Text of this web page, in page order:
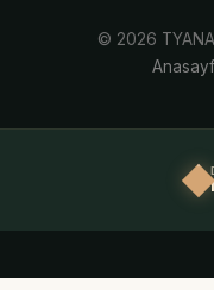
© 2026 TYANA